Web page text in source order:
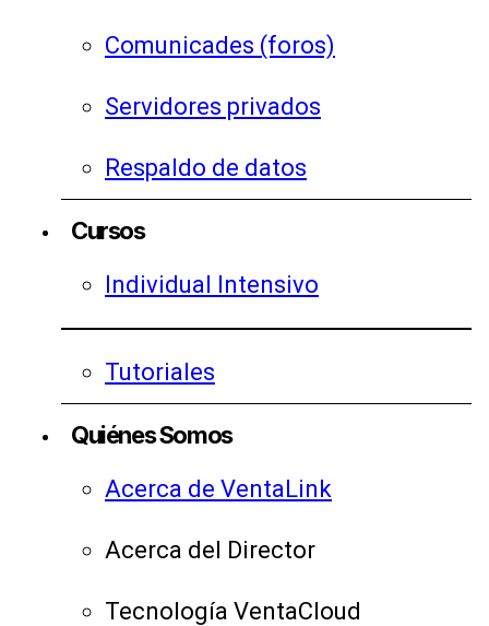
Comunicades (foros)
Servidores privados
Respaldo de datos
Cursos
Individual Intensivo
Tutoriales
Quiénes Somos
Acerca de VentaLink
Acerca del Director
Tecnología VentaCloud